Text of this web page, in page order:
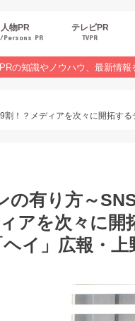
物PR
Persons PR
テレビPR
TVPR
の知識やノウハウ、最新情報
！？メディアを次々に開拓す
の有り方～
アを次々に開
イ」広報・上